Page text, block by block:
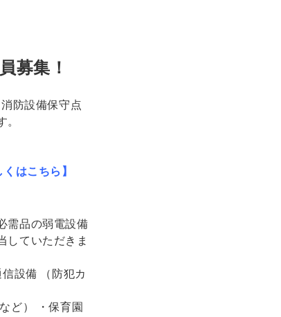
募集！
防設備保守点
。
くはこちら】
需品の弱電設備
していただきま
設備 （防犯カ
ど） ・保育園